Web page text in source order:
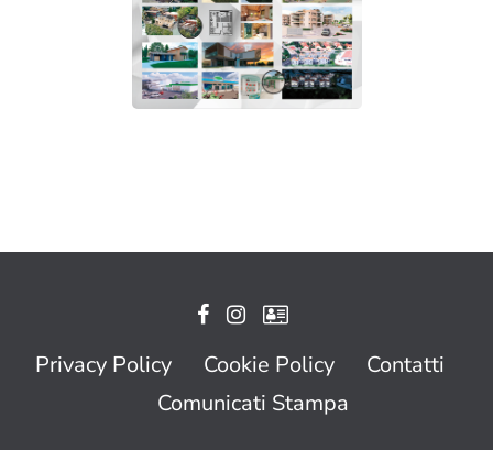
Privacy Policy Cookie Policy
Contatti
Comunicati Stampa